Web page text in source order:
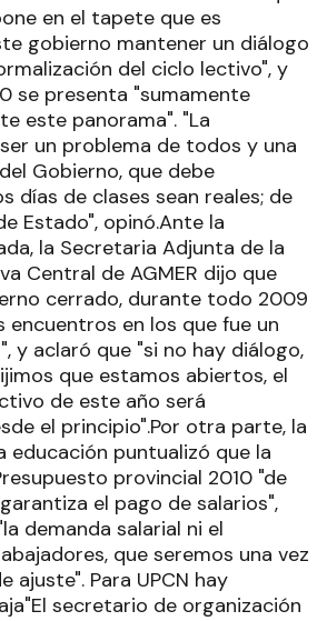
en el tapete que es
gobierno mantener un diálogo
del ciclo lectivo", y
se presenta "sumamente
este panorama". "La
un problema de todos y una
Gobierno, que debe
días de clases sean reales; de
Estado", opinó.Ante la
la Secretaria Adjunta de la
Central de AGMER dijo que
cerrado, durante todo 2009
encuentros en los que fue un
y aclaró que "si no hay diálogo,
que estamos abiertos, el
de este año será
el principio".Por otra parte, la
educación puntualizó que la
provincial 2010 "de
el pago de salarios",
demanda salarial ni el
que seremos una vez
ajuste". Para UPCN hay
secretario de organización